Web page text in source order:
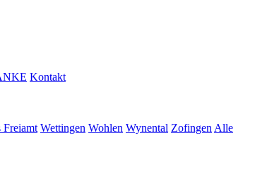
Kontakt
Freiamt Wettingen Wohlen Wynental Zofingen Alle